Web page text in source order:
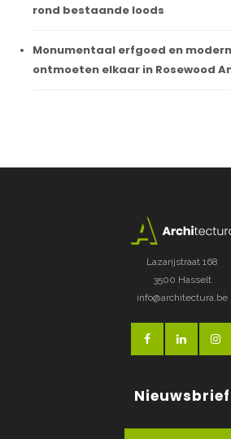
rond bestaande loods
Monumentaal erfgoed en
ontmoeten elkaar in Rosewood
Lazarijstraat 168
3500 Hasselt
info@architectura.be
Nieuwsbrief